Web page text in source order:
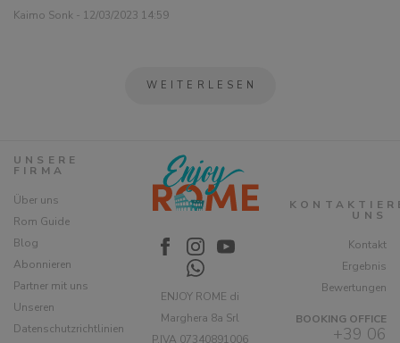
Kaimo Sonk - 12/03/2023 14:59
WEITERLESEN
UNSERE
FIRMA
Über uns
Rom Guide
Blog
Abonnieren
Partner mit uns
Unseren
Datenschutzrichtlinien
ENJOY ROME di
Marghera 8a Srl
P.IVA 07340891006
UNS
Kontakt
Ergebnis
Bewertungen
BOOKING OFFICE
+39 06